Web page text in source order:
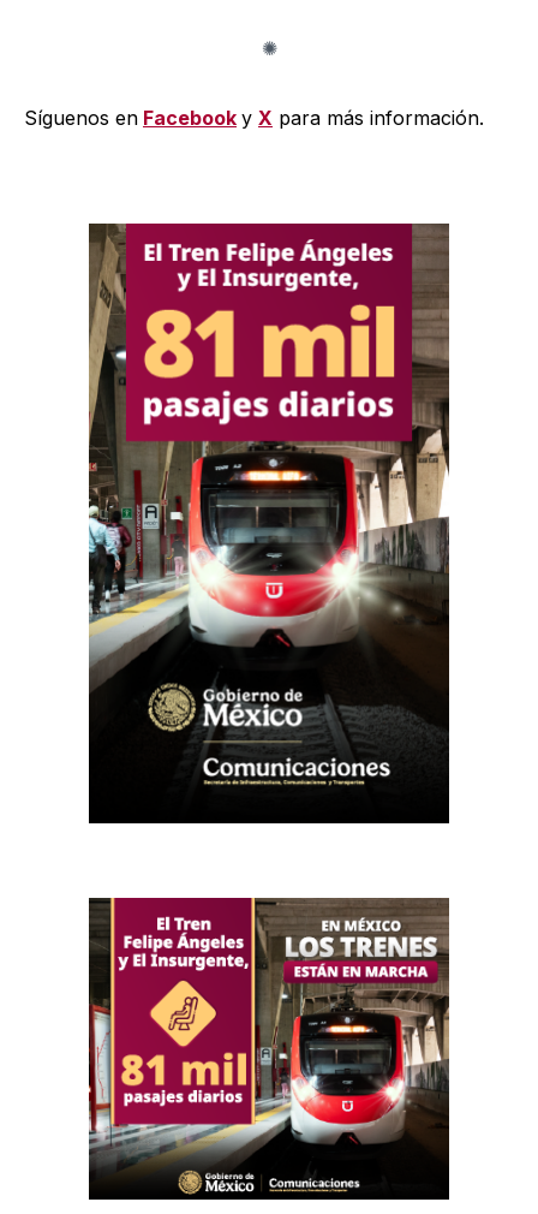
Síguenos en Facebook y X para más información.